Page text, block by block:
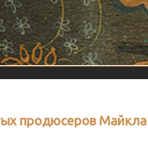
продюсеров